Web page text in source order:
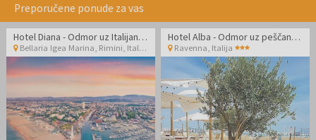
Preporučene ponude za vas
Hotel Diana - Odmor uz Italijansku obalu
Bellaria Igea Marina, Rimini Italija
Hotel Alba - Odmor uz peščanu plažu
Ravenna Italija